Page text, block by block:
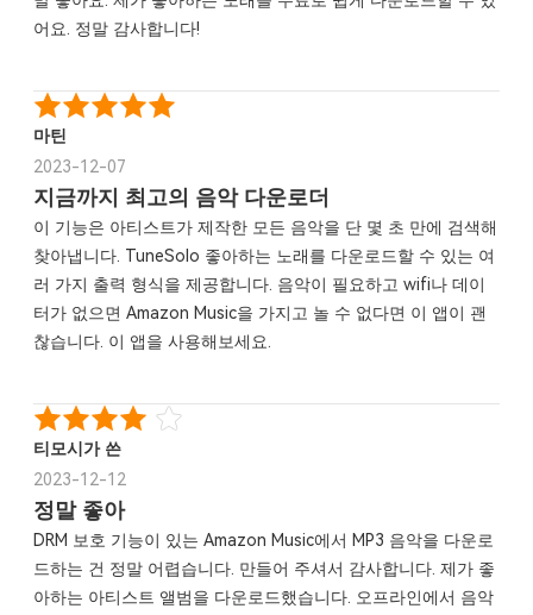
어요. 정말 감사합니다!
마틴
2023-12-07
지금까지 최고의 음악 다운로더
이 기능은 아티스트가 제작한 모든 음악을 단 몇 초 만에 검색해
찾아냅니다. TuneSolo 좋아하는 노래를 다운로드할 수 있는 여
러 가지 출력 형식을 제공합니다. 음악이 필요하고 wifi나 데이
터가 없으면 Amazon Music을 가지고 놀 수 없다면 이 앱이 괜
찮습니다. 이 앱을 사용해보세요.
티모시가 쓴
2023-12-12
정말 좋아
DRM 보호 기능이 있는 Amazon Music에서 MP3 음악을 다운로
드하는 건 정말 어렵습니다. 만들어 주셔서 감사합니다. 제가 좋
아하는 아티스트 앨범을 다운로드했습니다. 오프라인에서 음악